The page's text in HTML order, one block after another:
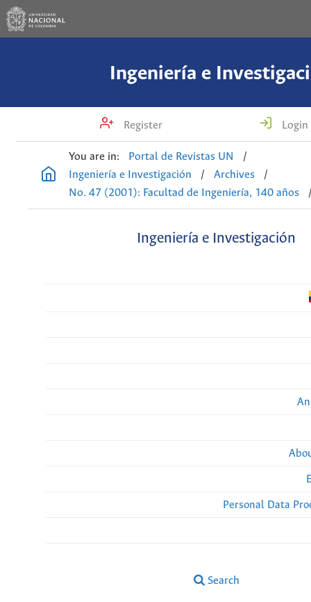
Ingeniería e
Register Login
You are in: Portal de Revistas UN
/
Ingeniería e Investigación
/ Archives
/
No. 47 (2001): Facultad de Ingeniería, 140 años
Ingeniería e Investigación
Personal Data
Search